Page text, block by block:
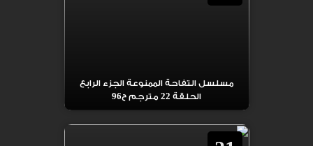
مسلسل التفاحة الممنوعة الجزء الرابع
الحلقة 22 مترجم ح96